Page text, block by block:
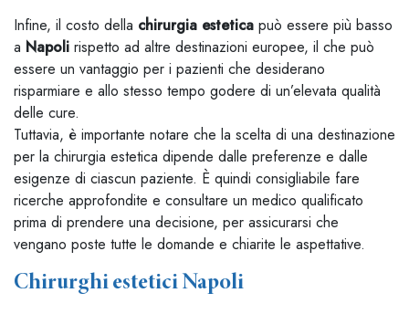
Infine, il costo della chirurgia estetica può essere più basso
a Napoli rispetto ad altre destinazioni europee, il che può
essere un vantaggio per i pazienti che desiderano
risparmiare e allo stesso tempo godere di un’elevata qualità
delle cure.
Tuttavia, è importante notare che la scelta di una destinazione
per la chirurgia estetica dipende dalle preferenze e dalle
esigenze di ciascun paziente. È quindi consigliabile fare
ricerche approfondite e consultare un medico qualificato
prima di prendere una decisione, per assicurarsi che
vengano poste tutte le domande e chiarite le aspettative.
Chirurghi estetici Napoli